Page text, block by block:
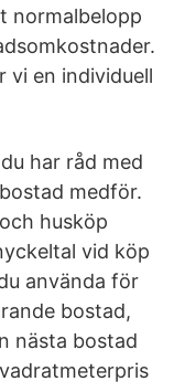
normalbelopp
vi en individuell
har råd med
medför.
husköp
vid köp
använda för
bostad,
nästa bostad